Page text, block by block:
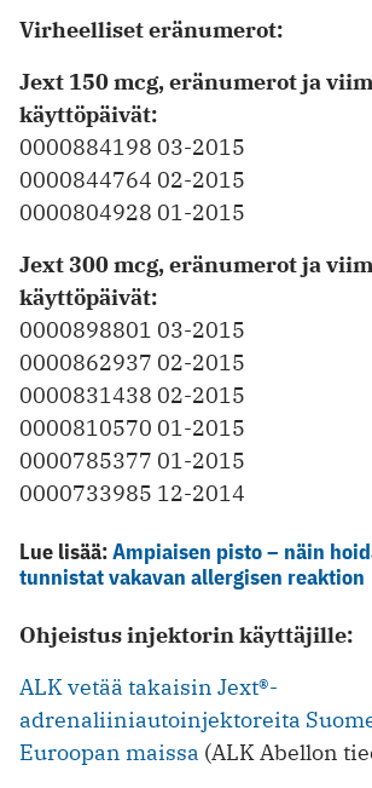
Virheelliset eränumerot:
Jext 150 mcg, eränumerot ja
käyttöpäivät:
0000884198 03-2015
0000844764 02-2015
0000804928 01-2015
Jext 300 mcg, eränumerot ja
käyttöpäivät:
0000898801 03-2015
0000862937 02-2015
0000831438 02-2015
0000810570 01-2015
0000785377 01-2015
0000733985 12-2014
Lue lisää:Ampiaisen pisto – näin
tunnistat vakavan allergisen reaktion
Ohjeistus injektorin käyttäjille:
ALK vetää takaisin Jext®-
adrenaliiniautoinjektoreita
Euroopan maissa (ALK Abellon